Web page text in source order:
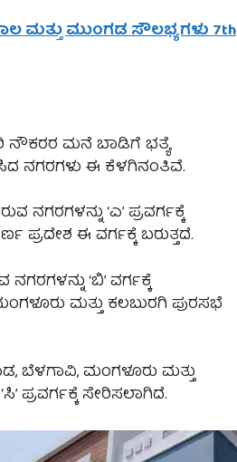
ಮತ್ತು ಮುಂಗಡ ಸೌಲಭ್ಯಗಳು 7th
ನೌಕರರ ಮನೆ ಬಾಡಿಗೆ ಭತ್ಯೆ
ನಗರಗಳು ಈ ಕೆಳಗಿನಂತಿವೆ.
ನಗರಗಳನ್ನು ‘ಎ’ ಪ್ರವರ್ಗಕ್ಕೆ
ಈ ವರ್ಗಕ್ಕೆ ಬರುತ್ತದೆ.
‘ಬಿ’ ವರ್ಗಕ್ಕೆ
ಮತ್ತು ಕಲಬುರಗಿ ಪುರಸಭೆ
ಬೆಳಗಾವಿ, ಮಂಗಳೂರು ಮತ್ತು
ಪ್ರವರ್ಗಕ್ಕೆ ಸೇರಿಸಲಾಗಿದೆ.